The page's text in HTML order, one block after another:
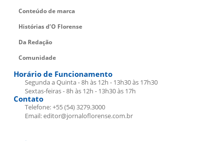
Conteúdo de marca
Histórias d’O Florense
Da Redação
Comunidade
Horário de Funcionamento
Segunda a Quinta - 8h às 12h - 13h30 às 17h30
Sextas-feiras - 8h às 12h - 13h30 às 17h
Contato
Telefone: +55 (54) 3279.3000
Email: editor@jornaloflorense.com.br